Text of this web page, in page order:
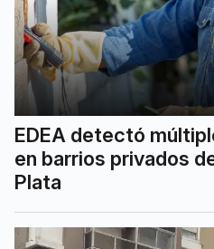
EDEA detectó
en barrios privados
Plata